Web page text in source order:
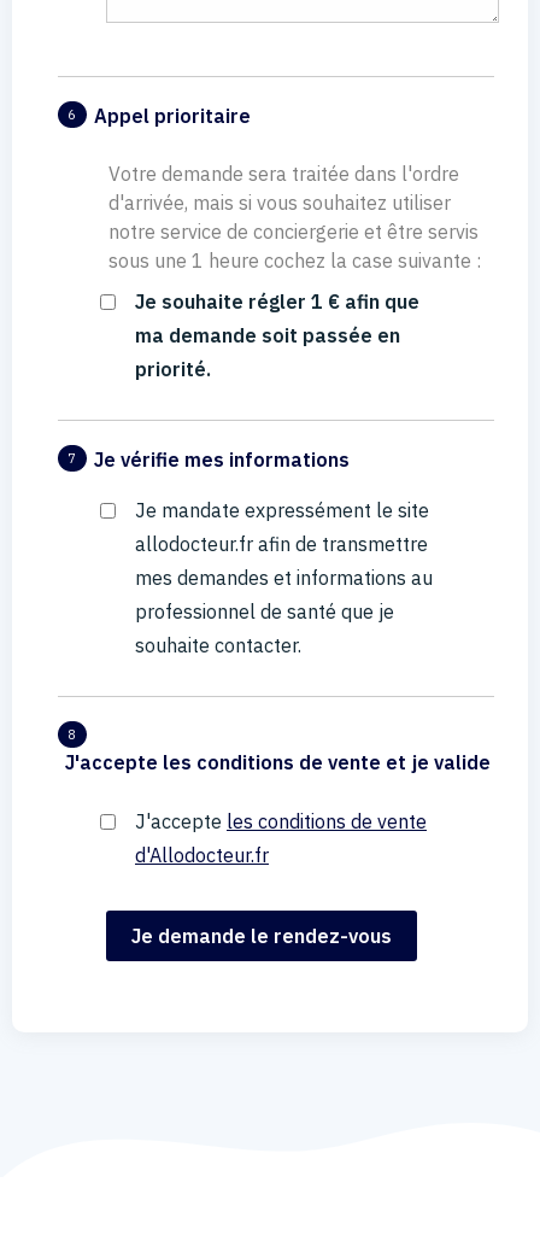
6 Appel prioritaire
Votre demande sera traitée dans l'ordre
d'arrivée, mais si vous souhaitez utiliser
notre service de conciergerie et être servis
sous une 1 heure cochez la case suivante :
Je souhaite régler 1 € afin que
ma demande soit passée en
priorité.
7 Je vérifie mes informations
Je mandate expressément le site
allodocteur.fr afin de transmettre
mes demandes et informations au
professionnel de santé que je
souhaite contacter.
8
J'accepte les conditions de vente et je valide
J'accepte les conditions de vente
d'Allodocteur.fr